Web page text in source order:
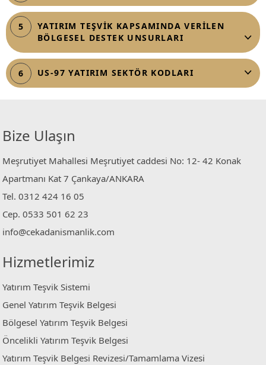
5
YATIRIM TEŞVİK KAPSAMINDA VERİLEN
BÖLGESEL DESTEK UNSURLARI
6 US-97 YATIRIM SEKTÖR KODLARI
Bize Ulaşın
Meşrutiyet Mahallesi Meşrutiyet caddesi No: 12- 42 Konak
Apartmanı Kat 7 Çankaya/ANKARA
Tel. 0312 424 16 05
Cep. 0533 501 62 23
info@cekadanismanlik.com
Hizmetlerimiz
Yatırım Teşvik Sistemi
Genel Yatırım Teşvik Belgesi
Bölgesel Yatırım Teşvik Belgesi
Öncelikli Yatırım Teşvik Belgesi
Yatırım Teşvik Belgesi Revizesi/Tamamlama Vizesi